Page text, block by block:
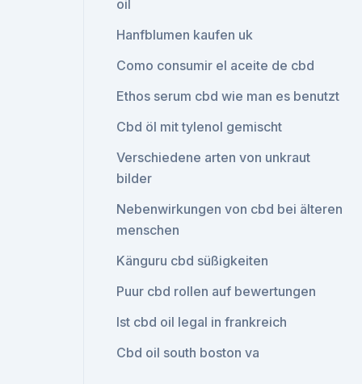
oil
Hanfblumen kaufen uk
Como consumir el aceite de cbd
Ethos serum cbd wie man es benutzt
Cbd öl mit tylenol gemischt
Verschiedene arten von unkraut
bilder
Nebenwirkungen von cbd bei älteren
menschen
Känguru cbd süßigkeiten
Puur cbd rollen auf bewertungen
Ist cbd oil legal in frankreich
Cbd oil south boston va